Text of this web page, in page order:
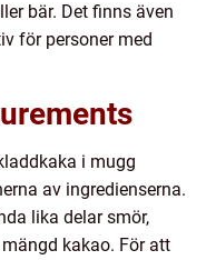
bär. Det finns även
för personer med
i mugg
av ingredienserna.
lika delar smör,
kakao. För att